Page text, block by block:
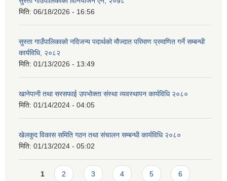
मिति: 06/18/2026 - 16:56
सुस्ता गाउँपालिकाको नदिजन्य पदार्थको मौज्दात परिमाण प्रमाणित गर्ने सम्बन्धी
कार्यविधि, २०८२
मिति: 01/13/2026 - 13:49
खानेपानी तथा सरसफाई उपभोक्ता संस्था व्यवस्थापन कार्यविधि २०८०
मिति: 01/14/2024 - 04:05
खेलकुद विकास समिति गठन तथा संचालन सम्बन्धी कार्यविधि २०८०
मिति: 01/13/2024 - 05:02
Pages
1 2 3 4 5 6